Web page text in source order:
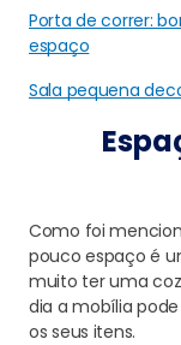
Porta de correr:
espaço
Sala pequena
Como foi
pouco espaço é
muito ter uma
dia a mobília
os seus itens.